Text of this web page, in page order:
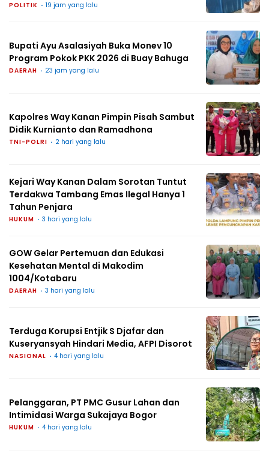
POLITIK 19 jam yang lalu
Bupati Ayu Asalasiyah Buka Monev 10
Program Pokok PKK 2026 di Buay Bahuga
DAERAH 23 jam yang lalu
Kapolres Way Kanan Pimpin Pisah Sambut
Didik Kurnianto dan Ramadhona
TNI-POLRI 2 hari yang lalu
Kejari Way Kanan Dalam Sorotan Tuntut
Terdakwa Tambang Emas Ilegal Hanya 1
Tahun Penjara
HUKUM 3 hari yang lalu
GOW Gelar Pertemuan dan Edukasi
Kesehatan Mental di Makodim
1004/Kotabaru
DAERAH 3 hari yang lalu
Terduga Korupsi Entjik S Djafar dan
Kuseryansyah Hindari Media, AFPI Disorot
NASIONAL 4 hari yang lalu
Pelanggaran, PT PMC Gusur Lahan dan
Intimidasi Warga Sukajaya Bogor
HUKUM 4 hari yang lalu